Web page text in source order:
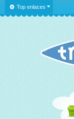
Top enlaces